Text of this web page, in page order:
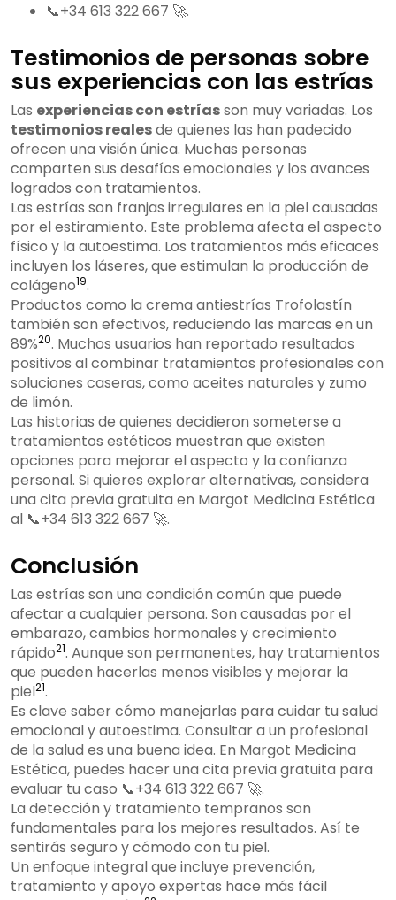
📞+34 613 322 667 🚀.
Testimonios de personas sobre
sus experiencias con las estrías
Las experiencias con estríasson muy variadas. Los
testimonios realesde quienes las han padecido
ofrecen una visión única. Muchas personas
comparten sus desafíos emocionales y los avances
logrados con tratamientos.
Las estrías son franjas irregulares en la piel causadas
por el estiramiento. Este problema afecta el aspecto
físico y la autoestima. Los tratamientos más eficaces
incluyen los láseres, que estimulan la producción de
colágeno19.
Productos como la crema antiestrías Trofolastín
también son efectivos, reduciendo las marcas en un
89%20. Muchos usuarios han reportado resultados
positivos al combinar tratamientos profesionales con
soluciones caseras, como aceites naturales y zumo
de limón.
Las historias de quienes decidieron someterse a
tratamientos estéticos muestran que existen
opciones para mejorar el aspecto y la confianza
personal. Si quieres explorar alternativas, considera
una cita previa gratuita en Margot Medicina Estética
al 📞+34 613 322 667 🚀.
Conclusión
Las estrías son una condición común que puede
afectar a cualquier persona. Son causadas por el
embarazo, cambios hormonales y crecimiento
rápido21. Aunque son permanentes, hay tratamientos
que pueden hacerlas menos visibles y mejorar la
piel21.
Es clave saber cómo manejarlas para cuidar tu salud
emocional y autoestima. Consultar a un profesional
de la salud es una buena idea. En Margot Medicina
Estética, puedes hacer una cita previa gratuita para
evaluar tu caso 📞+34 613 322 667 🚀.
La detección y tratamiento tempranos son
fundamentales para los mejores resultados. Así te
sentirás seguro y cómodo con tu piel.
Un enfoque integral que incluye prevención,
tratamiento y apoyo expertas hace más fácil